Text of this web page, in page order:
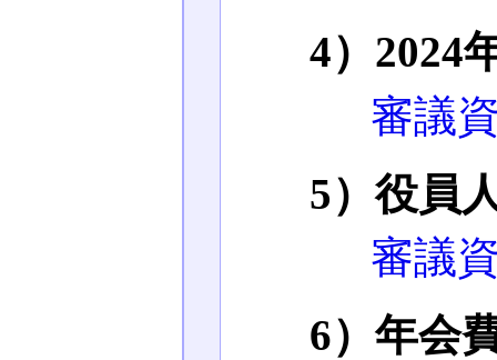
4）2024
審議
5）役員
審議
6）年会